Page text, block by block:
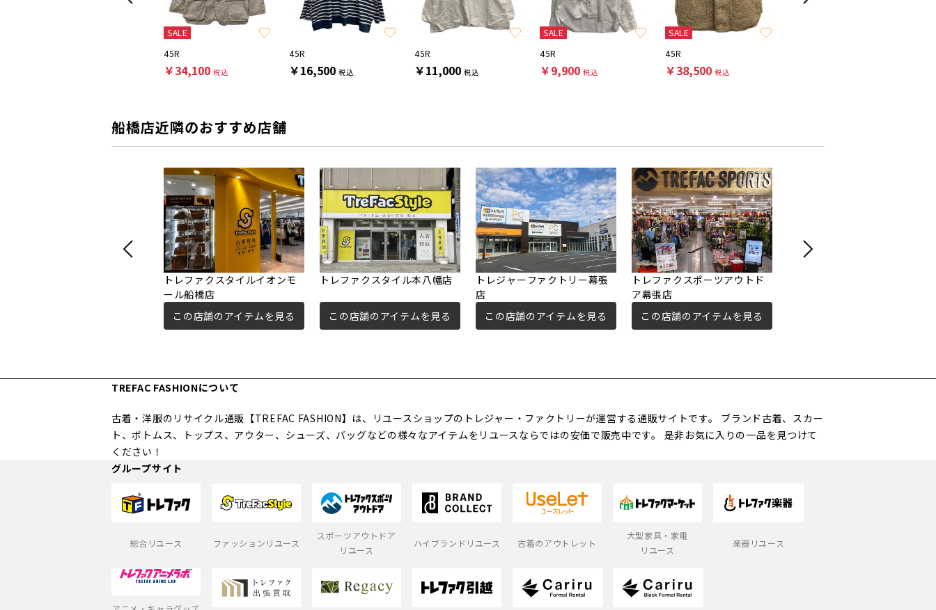
SALE
45R
￥34,100 税込
45R
￥16,500 税込
45R
￥11,000 税込
SALE
45R
￥9,900 税込
SALE
45R
￥38,500 税込
船橋店近隣のおすすめ店舗
トレファクスタイルイオンモ
ール船橋店
この店舗のアイテムを見る
トレファクスタイル本八幡店
この店舗のアイテムを見る
トレジャーファクトリー幕張
店
この店舗のアイテムを見る
トレファクスポーツアウトド
ア幕張店
この店舗のアイテムを見る
TREFAC FASHIONについて
古着・洋服のリサイクル通販【TREFAC FASHION】は、リユースショップのトレジャー・ファクトリーが運営する通販サイトです。 ブランド古着、スカー
ト、ボトムス、トップス、アウター、シューズ、バッグなどの様々なアイテムをリユースならではの安価で販売中です。 是非お気に入りの一品を見つけて
ください！
グループサイト
総合リユース ファッションリユース
スポーツアウトドア
リユース
ハイブランドリユース 古着のアウトレット
大型家具・家電
リユース
楽器リユース